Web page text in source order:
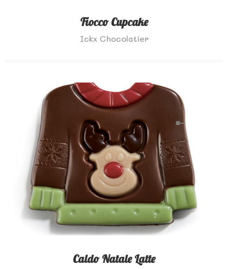
Fiocco Cupcake
Ickx Chocolatier
Caldo Natale Latte